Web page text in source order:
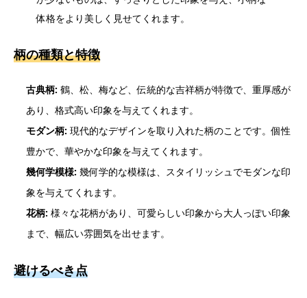
体格をより美しく見せてくれます。
柄の種類と特徴
古典柄: 鶴、松、梅など、伝統的な吉祥柄が特徴で、重厚感が
あり、格式高い印象を与えてくれます。
モダン柄: 現代的なデザインを取り入れた柄のことです。個性
豊かで、華やかな印象を与えてくれます。
幾何学模様: 幾何学的な模様は、スタイリッシュでモダンな印
象を与えてくれます。
花柄: 様々な花柄があり、可愛らしい印象から大人っぽい印象
まで、幅広い雰囲気を出せます。
避けるべき点